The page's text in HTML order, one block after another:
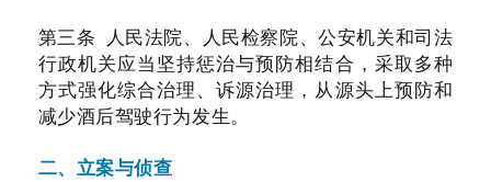
第三条 人民法院、人民检察院、公安机关和司法
行政机关应当坚持惩治与预防相结合，采取多种
方式强化综合治理、诉源治理，从源头上预防和
减少酒后驾驶行为发生。
二、立案与侦查